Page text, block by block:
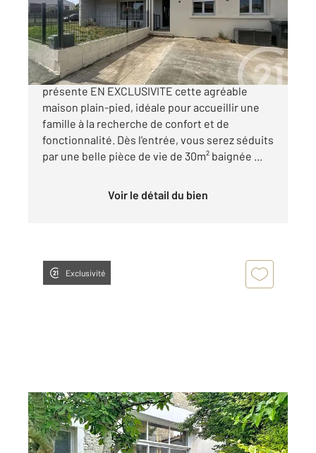
Maison à vendre
232 100 €
CENTURY 21 Solution Immobilière vous
présente EN EXCLUSIVITE cette agréable
maison plain-pied, idéale pour accueillir une
famille à la recherche de confort et de
fonctionnalité. Dès l'entrée, vous serez séduits
par une belle pièce de vie de 30m² baignée ...
Voir le détail du bien
Exclusivité
LUCON 85
187,20 m2, 5 pièces
Ref : 3